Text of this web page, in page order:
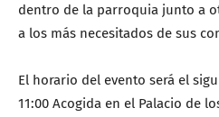
dentro de la parroquia junto a
a los más necesitados de sus
El horario del evento será el
11:00 Acogida en el Palacio de